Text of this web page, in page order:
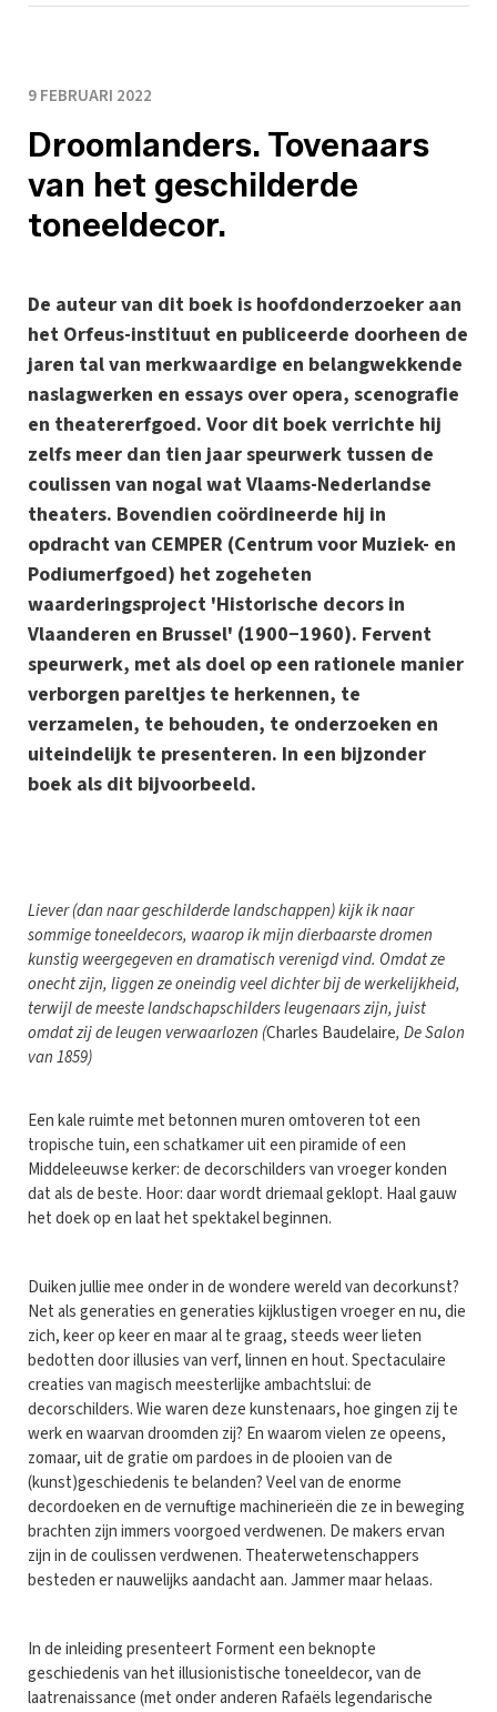
9 FEBRUARI 2022
Droomlanders. Tovenaars
van het geschilderde
toneeldecor.
De auteur van dit boek is hoofdonderzoeker aan
het Orfeus-instituut en publiceerde doorheen de
jaren tal van merkwaardige en belangwekkende
naslagwerken en essays over opera, scenografie
en theatererfgoed. Voor dit boek verrichte hij
zelfs meer dan tien jaar speurwerk tussen de
coulissen van nogal wat Vlaams-Nederlandse
theaters. Bovendien coördineerde hij in
opdracht van CEMPER (Centrum voor Muziek- en
Podiumerfgoed) het zogeheten
waarderingsproject 'Historische decors in
Vlaanderen en Brussel' (1900−1960). Fervent
speurwerk, met als doel op een rationele manier
verborgen pareltjes te herkennen, te
verzamelen, te behouden, te onderzoeken en
uiteindelijk te presenteren. In een bijzonder
boek als dit bijvoorbeeld.
Liever (dan naar geschilderde landschappen) kijk ik naar
sommige toneeldecors, waarop ik mijn dierbaarste dromen
kunstig weergegeven en dramatisch verenigd vind. Omdat ze
onecht zijn, liggen ze oneindig veel dichter bij de werkelijkheid,
terwijl de meeste landschapschilders leugenaars zijn, juist
omdat zij de leugen verwaarlozen (Charles Baudelaire, De Salon
van 1859)
Een kale ruimte met betonnen muren omtoveren tot een
tropische tuin, een schatkamer uit een piramide of een
Middeleeuwse kerker: de decorschilders van vroeger konden
dat als de beste. Hoor: daar wordt driemaal geklopt. Haal gauw
het doek op en laat het spektakel beginnen.
Duiken jullie mee onder in de wondere wereld van decorkunst?
Net als generaties en generaties kijklustigen vroeger en nu, die
zich, keer op keer en maar al te graag, steeds weer lieten
bedotten door illusies van verf, linnen en hout. Spectaculaire
creaties van magisch meesterlijke ambachtslui: de
decorschilders. Wie waren deze kunstenaars, hoe gingen zij te
werk en waarvan droomden zij? En waarom vielen ze opeens,
zomaar, uit de gratie om pardoes in de plooien van de
(kunst)geschiedenis te belanden? Veel van de enorme
decordoeken en de vernuftige machinerieën die ze in beweging
brachten zijn immers voorgoed verdwenen. De makers ervan
zijn in de coulissen verdwenen. Theaterwetenschappers
besteden er nauwelijks aandacht aan. Jammer maar helaas.
In de inleiding presenteert Forment een beknopte
geschiedenis van het illusionistische toneeldecor, van de
laatrenaissance (met onder anderen Rafaëls legendarische